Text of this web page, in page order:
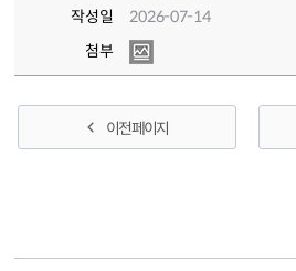
작성일
2026-07-14
첨부
이전 페이지